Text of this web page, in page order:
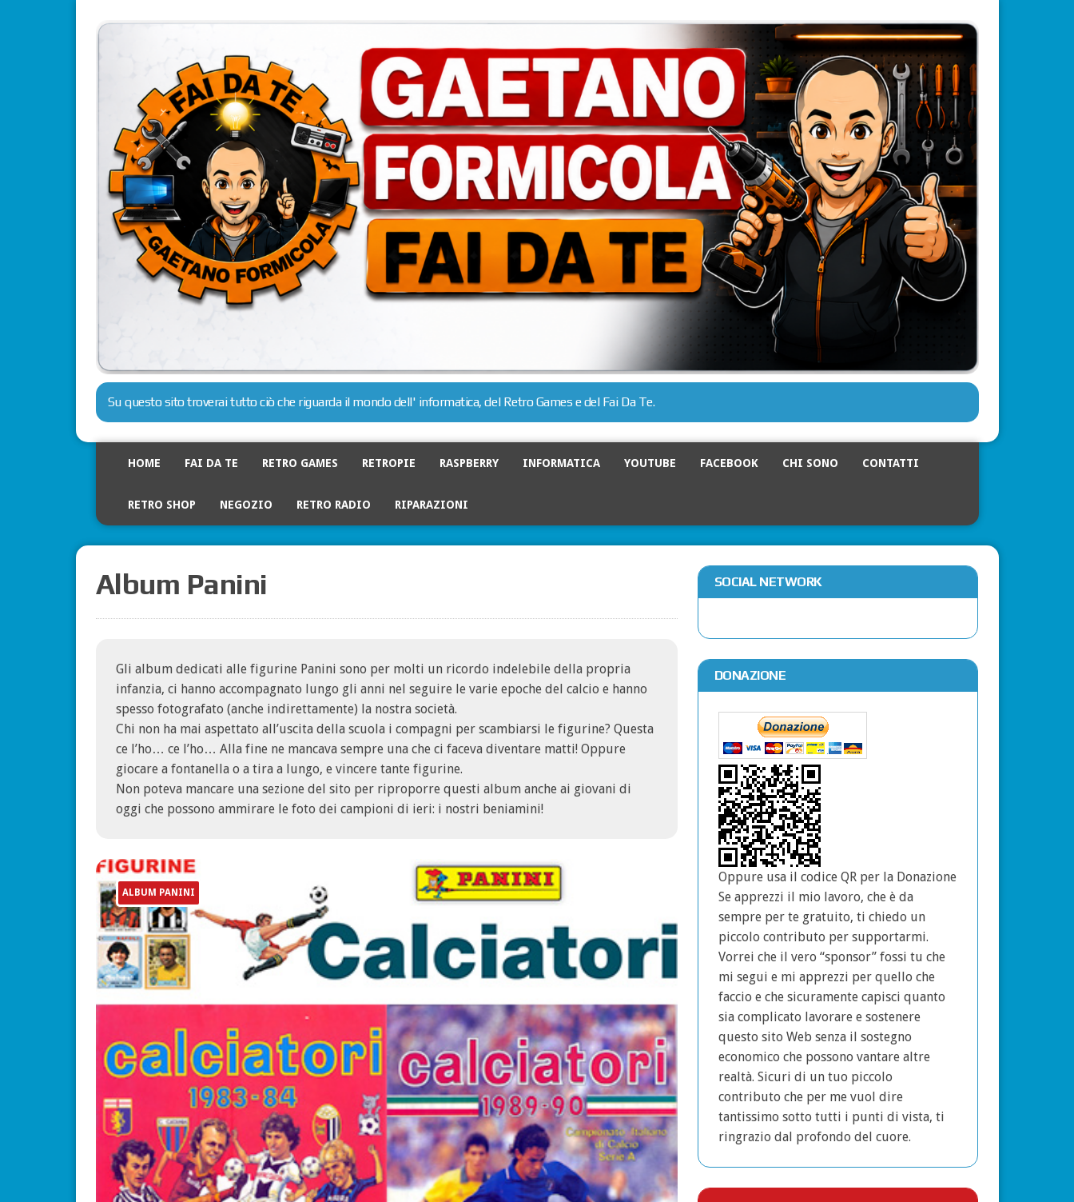
Su questo sito troverai tutto ciò che riguarda il mondo dell' informatica, del Retro Games e del Fai Da Te.
HOME FAI DA TE RETRO GAMES RETROPIE RASPBERRY INFORMATICA YOUTUBE FACEBOOK CHI SONO CONTATTI
RETRO SHOP NEGOZIO RETRO RADIO RIPARAZIONI
Album Panini
Gli album dedicati alle figurine Panini sono per molti un ricordo indelebile della propria
infanzia, ci hanno accompagnato lungo gli anni nel seguire le varie epoche del calcio e hanno
spesso fotografato (anche indirettamente) la nostra società.
Chi non ha mai aspettato all’uscita della scuola i compagni per scambiarsi le figurine? Questa
ce l’ho… ce l’ho… Alla fine ne mancava sempre una che ci faceva diventare matti! Oppure
giocare a fontanella o a tira a lungo, e vincere tante figurine.
Non poteva mancare una sezione del sito per riproporre questi album anche ai giovani di
oggi che possono ammirare le foto dei campioni di ieri: i nostri beniamini!
ALBUM PANINI
SOCIAL NETWORK
DONAZIONE
Oppure usa il codice QR per la Donazione
Se apprezzi il mio lavoro, che è da
sempre per te gratuito, ti chiedo un
piccolo contributo per supportarmi.
Vorrei che il vero “sponsor” fossi tu che
mi segui e mi apprezzi per quello che
faccio e che sicuramente capisci quanto
sia complicato lavorare e sostenere
questo sito Web senza il sostegno
economico che possono vantare altre
realtà. Sicuri di un tuo piccolo
contributo che per me vuol dire
tantissimo sotto tutti i punti di vista, ti
ringrazio dal profondo del cuore.